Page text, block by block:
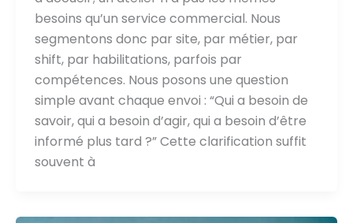
besoins qu’un service commercial. Nous
segmentons donc par site, par métier, par
shift, par habilitations, parfois par
compétences. Nous posons une question
simple avant chaque envoi : “Qui a besoin de
savoir, qui a besoin d’agir, qui a besoin d’être
informé plus tard ?” Cette clarification suffit
souvent à